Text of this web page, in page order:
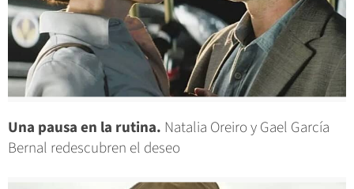
Una pausa en la rutina. Natalia Oreiro y Gael García
Bernal redescubren el deseo